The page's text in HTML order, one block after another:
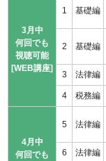
3月中
何回でも
視聴可能
[WEB講座]
1 基礎編
2 基礎編
3 法律編
4 税務編
4月中
何回でも
5 法律編
6 法律編